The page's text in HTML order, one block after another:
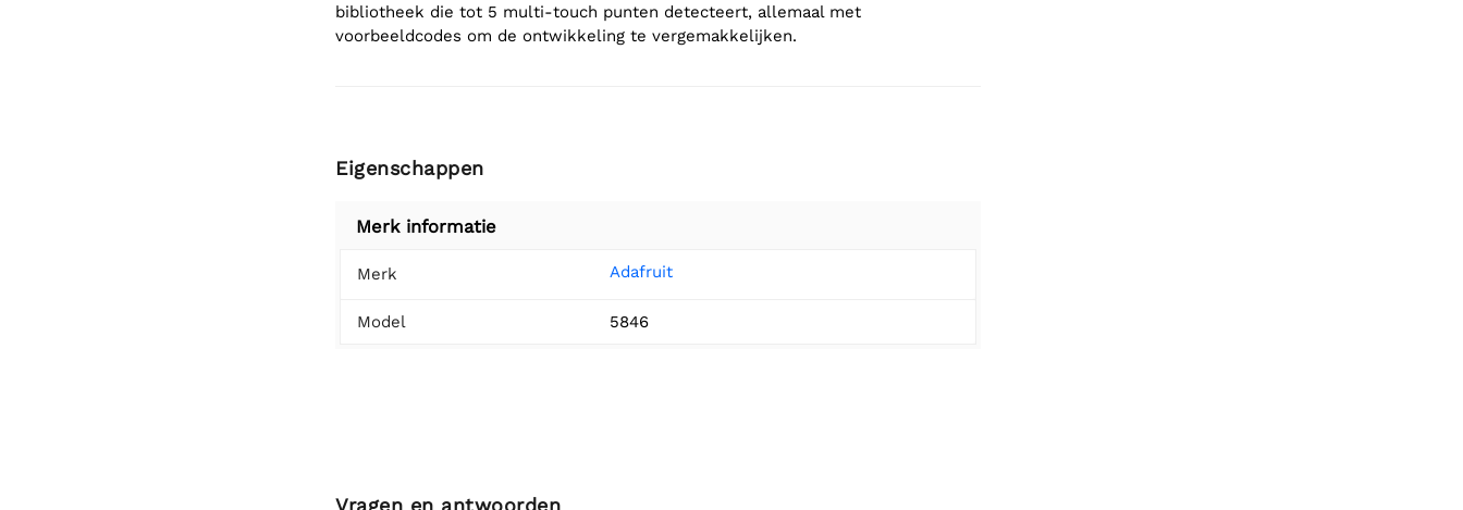
bibliotheek die tot 5 multi-touch punten detecteert, allemaal met
voorbeeldcodes om de ontwikkeling te vergemakkelijken.
Eigenschappen
Merk informatie
Merk Adafruit
Model 5846
Vragen en antwoorden